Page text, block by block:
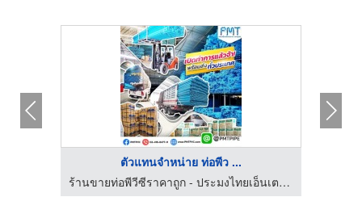
ตัวแทนจำหน่าย ท่อพีว ...
ร้านขายท่อพีวีซีราคาถูก - ประมงไทยเอ็นเตอร์ไพรส์